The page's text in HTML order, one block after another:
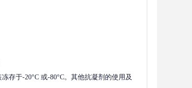
存于-20°C 或-80°C。其他抗凝剂的使用及